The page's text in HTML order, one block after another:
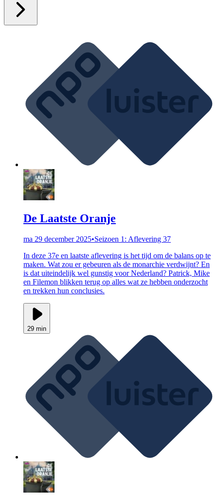
De Laatste Oranje
ma 29 december 2025•Seizoen 1: Aflevering 37
In deze 37e en laatste aflevering is het tijd om de balans op te
maken. Wat zou er gebeuren als de monarchie verdwijnt? En
is dat uiteindelijk wel gunstig voor Nederland? Patrick, Mike
en Filemon blikken terug op alles wat ze hebben onderzocht
en trekken hun conclusies.
29 min